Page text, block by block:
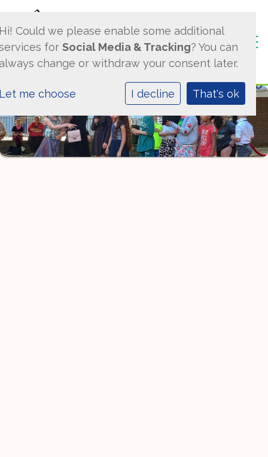
Could we please enable some additional
for Social Media & Tracking? You can
change or withdraw your consent later.
me choose I decline That's ok